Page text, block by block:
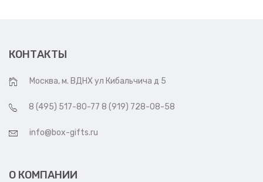
КОНТАКТЫ
Москва, м. ВДНХ ул Кибальчича д 5
8 (495) 517-80-77 8 (919) 728-08-58
info@box-gifts.ru
О КОМПАНИИ